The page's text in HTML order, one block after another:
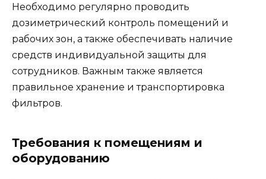
Необходимо регулярно проводить
дозиметрический контроль помещений и
рабочих зон, а также обеспечивать наличие
средств индивидуальной защиты для
сотрудников. Важным также является
правильное хранение и транспортировка
фильтров.
Требования к помещениям и
оборудованию